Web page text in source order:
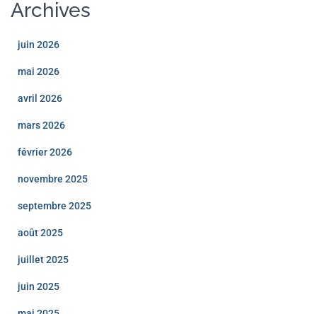
Archives
juin 2026
mai 2026
avril 2026
mars 2026
février 2026
novembre 2025
septembre 2025
août 2025
juillet 2025
juin 2025